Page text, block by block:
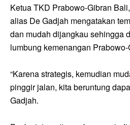
Ketua TKD Prabowo-Gibran
alias De Gadjah mengatakan
dan mudah dijangkau sehingga
lumbung kemenangan
“Karena strategis, kemudian
pinggir jalan, kita beruntung
Gadjah.